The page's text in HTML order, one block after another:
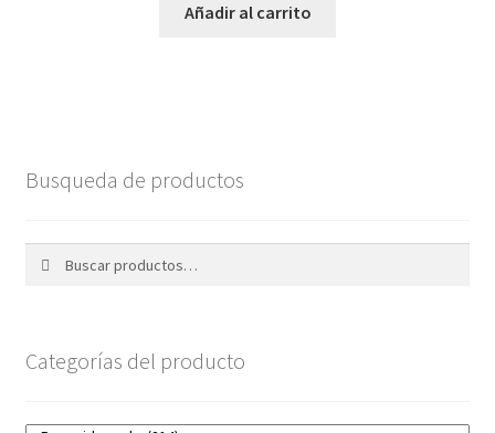
Añadir al carrito
Busqueda de productos
Categorías del producto